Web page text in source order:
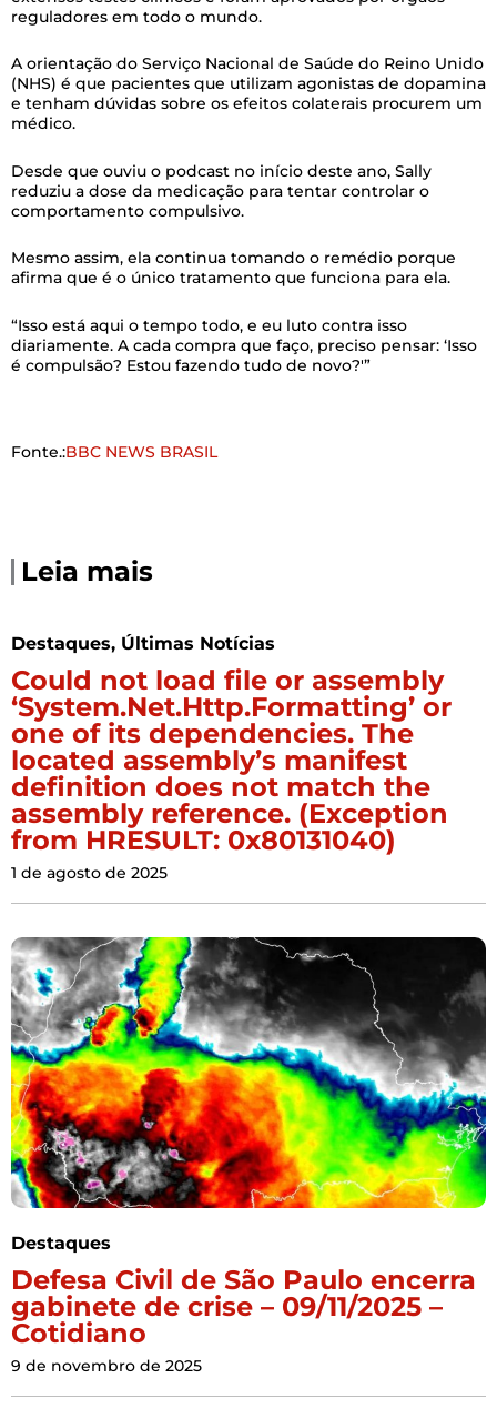
reguladores em todo o mundo.
A orientação do Serviço Nacional de Saúde do Reino Unido
(NHS) é que pacientes que utilizam agonistas de dopamina
e tenham dúvidas sobre os efeitos colaterais procurem um
médico.
Desde que ouviu o podcast no início deste ano, Sally
reduziu a dose da medicação para tentar controlar o
comportamento compulsivo.
Mesmo assim, ela continua tomando o remédio porque
afirma que é o único tratamento que funciona para ela.
“Isso está aqui o tempo todo, e eu luto contra isso
diariamente. A cada compra que faço, preciso pensar: ‘Isso
é compulsão? Estou fazendo tudo de novo?'”
Fonte.:BBC NEWS BRASIL
Leia mais
Destaques, Últimas Notícias
Could not load file or assembly
‘System.Net.Http.Formatting’ or
one of its dependencies. The
located assembly’s manifest
definition does not match the
assembly reference. (Exception
from HRESULT: 0x80131040)
1 de agosto de 2025
Destaques
Defesa Civil de São Paulo encerra
gabinete de crise – 09/11/2025 –
Cotidiano
9 de novembro de 2025